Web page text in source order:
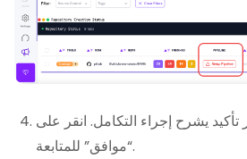
يشرح إجراء التكامل. انقر على
“موافق” للمتابعة.